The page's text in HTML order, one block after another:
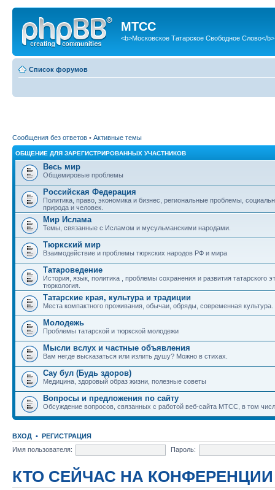
МТСС
<b>Московское Татарское Свободное Слово</b>
Список форумов
Сообщения без ответов • Активные темы
ОБЩЕНИЕ ДЛЯ ЗАРЕГИСТРИРОВАННЫХ УЧАСТНИКОВ
Весь мир
Общемировые проблемы
Российская Федерация
Политика, право, экономика и бизнес, региональные проблемы,
природа и человек.
Мир Ислама
Темы, связанные с Исламом и мусульманскими народами.
Тюркский мир
Взаимодействие и проблемы тюркских народов РФ и мира
Татароведение
История, язык, политика , проблемы сохранения и развития татарского
тюркология.
Татарские края, культура и традиции
Места компактного проживания, обычаи, обряды, современная культура.
Молодежь
Проблемы татарской и тюркской молодежи
Мысли вслух и частные объявления
Вам негде высказаться или излить душу? Можно в стихах.
Сау бул (Будь здоров)
Медицина, здоровый образ жизни, полезные советы
Вопросы и предложения по сайту
Обсуждение вопросов, связанных с работой веб-сайта МТСС, в том
ВХОД • РЕГИСТРАЦИЯ
Имя пользователя:
Пароль:
КТО СЕЙЧАС НА КОНФЕРЕНЦИИ